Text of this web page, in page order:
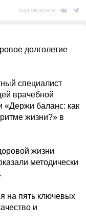
подписаться:
долголетие
специалист
врачебной
«Держи баланс: как
жизни?» в
жизни
методически
на пять ключевых
и